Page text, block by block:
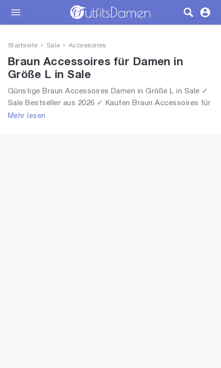
Bekleidung
Schuhe
Startseite Sale Accessoires
Braun Accessoires für Damen in
Größe L in Sale
Günstige Braun Accessoires Damen in Größe L in Sale ✓
Sale Bestseller aus 2026 ✓ Kaufen Braun Accessoires für
Frauen in Größe L in Sale!
Mehr lesen